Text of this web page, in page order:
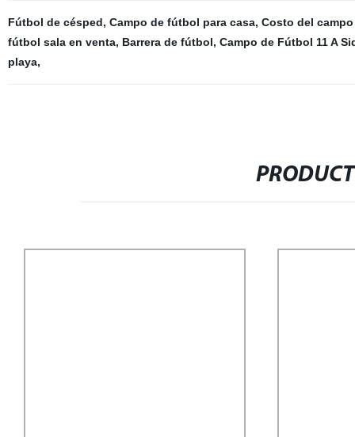
Fútbol de césped, Campo de fútbol para casa, Costo del
fútbol sala en venta, Barrera de fútbol, Campo de Fútbol 11 A
playa,